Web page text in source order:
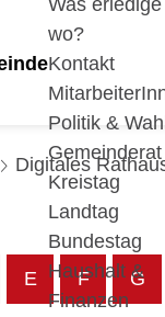
wo?
Kontakt
Politik &
Gemeinderat
Kreistag
Landtag
Bundestag
Haushalt &
Finanzen
Digitales
E F G